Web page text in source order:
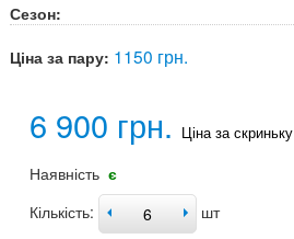
Сезон:
Ціна за пару: 1150 грн.
6 900 грн. Ціна за скриньку
Наявність є
Кількість:
шт